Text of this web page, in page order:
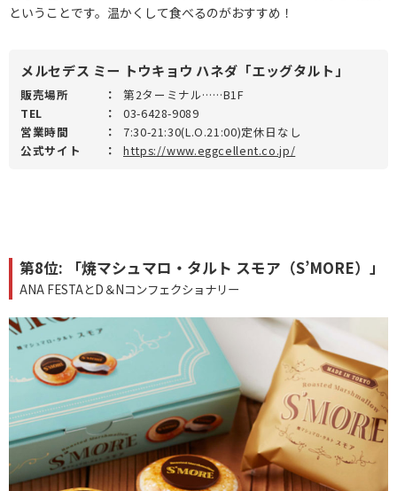
ということです。温かくして食べるのがおすすめ！
メルセデス ミー トウキョウ ハネダ「エッグタルト」
販売場所 ：
第2ターミナル……B1F
TEL
：
03-6428-9089
営業時間
：
7:30-21:30(L.O.21:00)定休日なし
公式サイト
： https://www.eggcellent.co.jp/
第8位: 「焼マシュマロ・タルト スモア（S’MORE）」
ANA FESTAとD＆Nコンフェクショナリー